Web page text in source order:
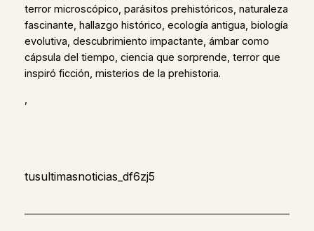
terror microscópico, parásitos prehistóricos, naturaleza
fascinante, hallazgo histórico, ecología antigua, biología
evolutiva, descubrimiento impactante, ámbar como
cápsula del tiempo, ciencia que sorprende, terror que
inspiró ficción, misterios de la prehistoria.
,
tusultimasnoticias_df6zj5